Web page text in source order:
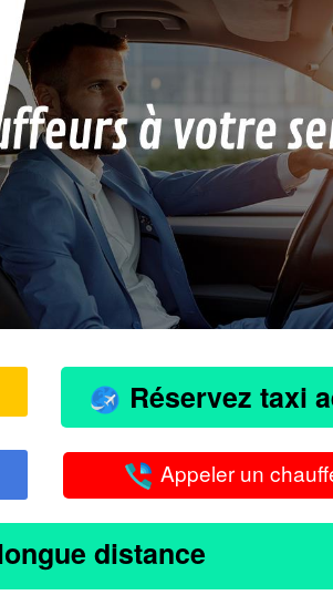
Réservez taxi
Appeler un
distance